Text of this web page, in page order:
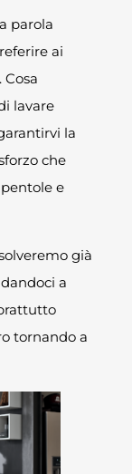
parola
ai
lavare
la
che
e
già
a
tornando a